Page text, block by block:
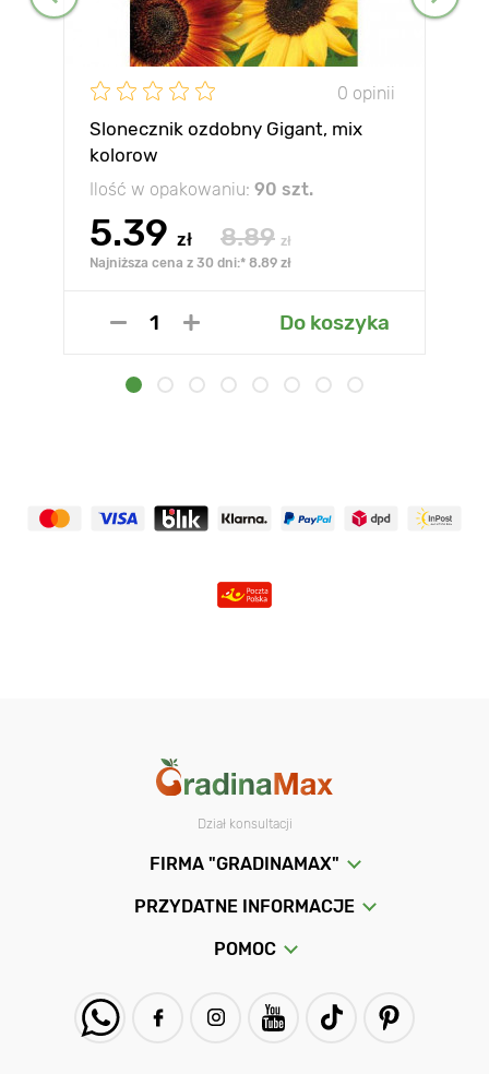
0 opinii
Slonecznik ozdobny Gigant, mix
kolorow
Ilość w opakowaniu: 90 szt.
5.39 zł 8.89 zł
Najniższa cena z 30 dni:* 8.89 zł
Do koszyka
Dział konsultacji
FIRMA "GRADINAMAX"
PRZYDATNE INFORMACJE
POMOC